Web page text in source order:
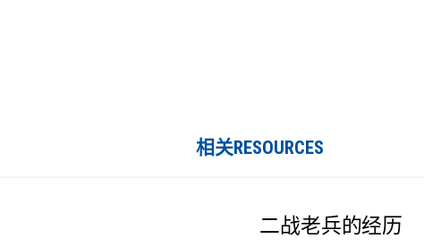
相关RESOURCES
二战老兵的经历